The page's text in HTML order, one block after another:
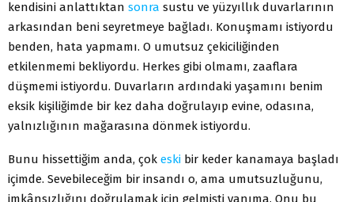
kendisini anlattıktan sonra sustu ve yüzyıllık duvarlarının
arkasından beni seyretmeye bağladı. Konuşmamı istiyordu
benden, hata yapmamı. O umutsuz çekiciliğinden
etkilenmemi bekliyordu. Herkes gibi olmamı, zaaflara
düşmemi istiyordu. Duvarların ardındaki yaşamını benim
eksik kişiliğimde bir kez daha doğrulayıp evine, odasına,
yalnızlığının mağarasına dönmek istiyordu.
Bunu hissettiğim anda, çok eski bir keder kanamaya başladı
içimde. Sevebileceğim bir insandı o, ama umutsuzluğunu,
imkânsızlığını doğrulamak için gelmişti yanıma. Onu bu